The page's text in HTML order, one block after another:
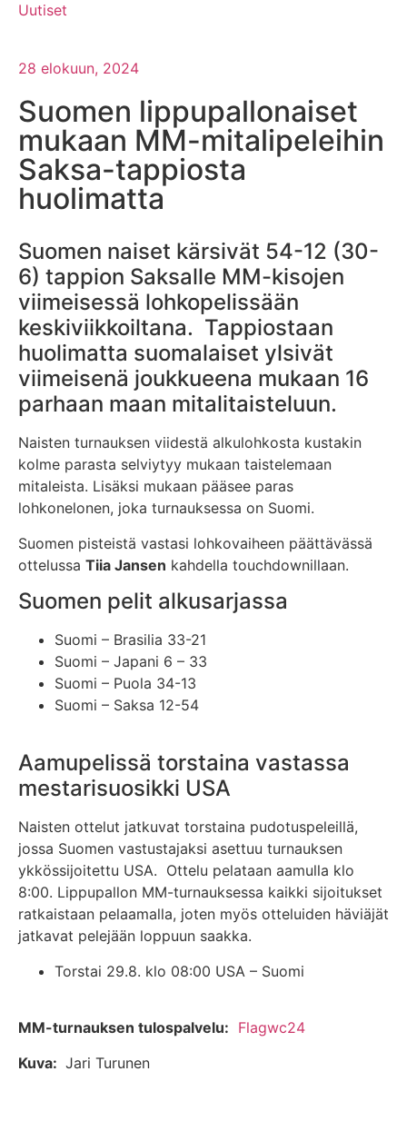
Uutiset
28 elokuun, 2024
Suomen lippupallonaiset
mukaan MM-mitalipeleihin
Saksa-tappiosta
huolimatta
Suomen naiset kärsivät 54-12 (30-
6) tappion Saksalle MM-kisojen
viimeisessä lohkopelissään
keskiviikkoiltana. Tappiostaan
huolimatta suomalaiset ylsivät
viimeisenä joukkueena mukaan 16
parhaan maan mitalitaisteluun.
Naisten turnauksen viidestä alkulohkosta kustakin
kolme parasta selviytyy mukaan taistelemaan
mitaleista. Lisäksi mukaan pääsee paras
lohkonelonen, joka turnauksessa on Suomi.
Suomen pisteistä vastasi lohkovaiheen päättävässä
ottelussa Tiia Jansen kahdella touchdownillaan.
Suomen pelit alkusarjassa
Suomi – Brasilia 33-21
Suomi – Japani 6 – 33
Suomi – Puola 34-13
Suomi – Saksa 12-54
Aamupelissä torstaina vastassa
mestarisuosikki USA
Naisten ottelut jatkuvat torstaina pudotuspeleillä,
jossa Suomen vastustajaksi asettuu turnauksen
ykkössijoitettu USA. Ottelu pelataan aamulla klo
8:00. Lippupallon MM-turnauksessa kaikki sijoitukset
ratkaistaan pelaamalla, joten myös otteluiden häviäjät
jatkavat pelejään loppuun saakka.
Torstai 29.8. klo 08:00 USA – Suomi
MM-turnauksen tulospalvelu: Flagwc24
Kuva: Jari Turunen